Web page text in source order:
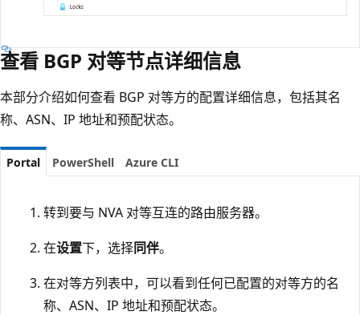
查看 BGP 对等节点详细信息
本部分介绍如何查看 BGP 对等方的配置详细信息，包括其名
称、ASN、IP 地址和预配状态。
Portal PowerShell Azure CLI
转到要与 NVA 对等互连的路由服务器。
在设置下，选择同伴。
在对等方列表中，可以看到任何已配置的对等方的名
称、ASN、IP 地址和预配状态。